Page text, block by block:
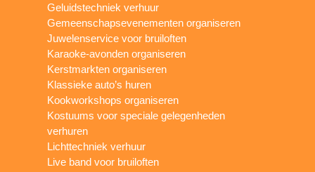
Geluidstechniek verhuur
Gemeenschapsevenementen organiseren
Juwelenservice voor bruiloften
Karaoke-avonden organiseren
Kerstmarkten organiseren
Klassieke auto’s huren
Kookworkshops organiseren
Kostuums voor speciale gelegenheden
verhuren
Lichttechniek verhuur
Live band voor bruiloften